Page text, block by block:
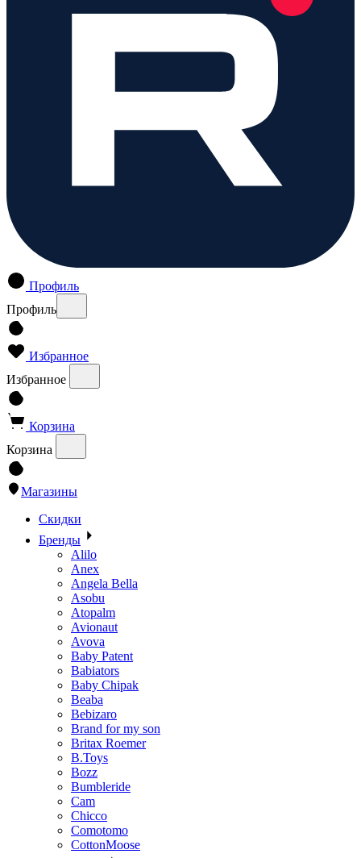
Профиль
Профиль
Избранное
Избранное
Корзина
Корзина
Магазины
Скидки
Бренды
Alilo
Anex
Angela Bella
Asobu
Atopalm
Avionaut
Avova
Baby Patent
Babiators
Baby Chipak
Beaba
Bebizaro
Brand for my son
Britax Roemer
B.Toys
Bozz
Bumbleride
Cam
Chicco
Comotomo
CottonMoose